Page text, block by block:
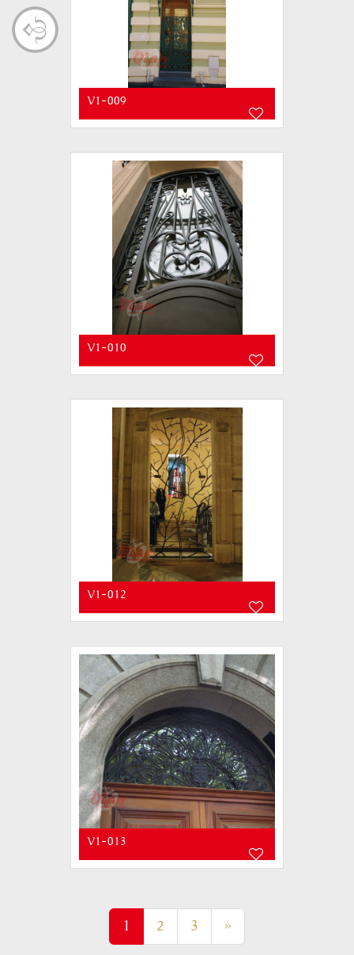
V1-009
V1-010
V1-012
V1-013
1 (current)
2 3 »